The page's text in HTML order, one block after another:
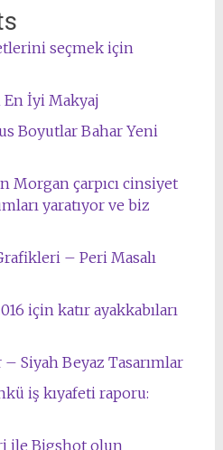
seçmek için
En İyi Makyaj
Boyutlar Bahar Yeni
Morgan çarpıcı cinsiyet
yaratıyor ve biz
– Peri Masalı
için katır ayakkabıları
Siyah Beyaz Tasarımlar
iş kıyafeti raporu:
ile Bigshot olun